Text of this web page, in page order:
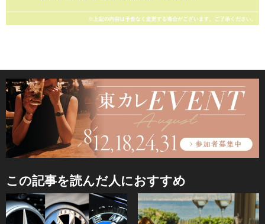
この記事を読んだ人におすすめ